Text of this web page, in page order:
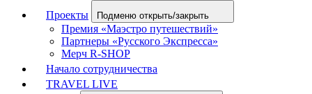
Проекты
Подменю открыть/закрыть
Премия «Маэстро путешествий»
Партнеры «Русского Экспресса»
Мерч R-SHOP
Начало сотрудничества
TRAVEL LIVE